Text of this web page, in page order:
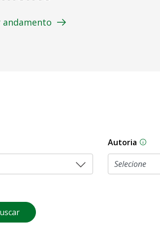
andamento
proposições legislativas passam por
Autoria As